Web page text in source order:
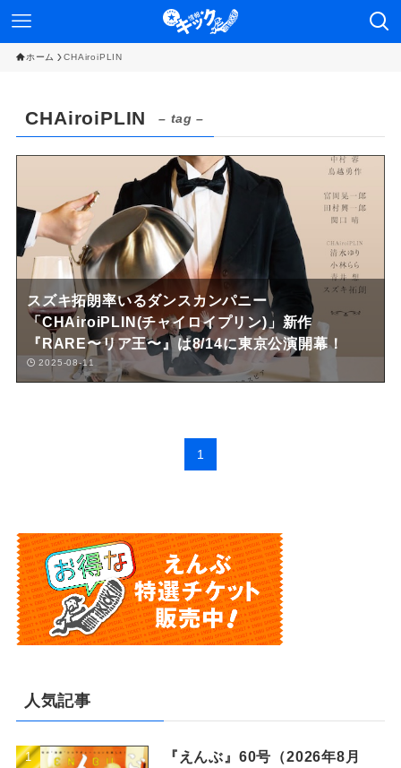
ホーム CHAiroiPLIN
CHAiroiPLIN – tag –
スズキ拓朗率いるダンスカンパニー
「CHAiroiPLIN(チャイロイプリン)」新作
『RARE〜リア王〜』は8/14に東京公演開幕！
2025-08-11
1
人気記事
『えんぶ』60号（2026年8月